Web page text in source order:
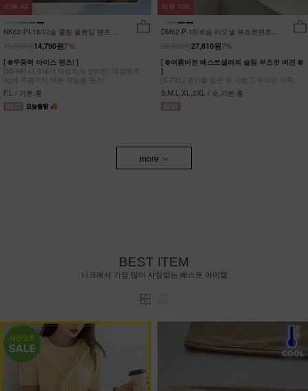
NK62-PI-16/디슬 쿨링 올밴딩 팬츠
7%
14,790원
[ ❄️무중력 아이스 팬츠! ]
[55-88] 나크에서 야심차게 준비한! 체감무게
0g에 주름까지 예쁜 크링클 팬츠!
F,L / 기본,롱
리뷰 43
DM62-P-10/르솜 리오셀 부츠컷팬츠
7%
27,810원
[ ❄️여름버전 베스트셀러의 슬림 부츠컷 버전 ❄️
]
[S-2XL] 공기를 입은 듯 가볍고 뛰어난 신축성
원단에 슬림함을 더한 부츠컷 팬츠!
S,M,L,XL,2XL / 숏,기본,롱
리뷰 100
more
BEST ITEM
나크에서 가장 많이 사랑받는 베스트 아이템